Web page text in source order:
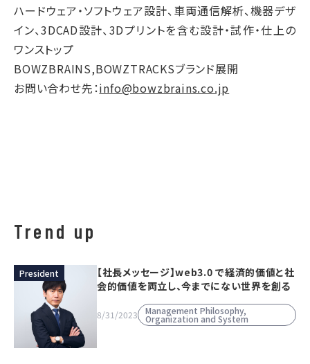
ハードウェア・ソフトウェア設計、車両通信解析、機器デザ
イン、3DCAD設計、3Dプリントを含む設計・試作・仕上の
ワンストップ
BOWZBRAINS,BOWZTRACKSブランド展開
お問い合わせ先：info@bowzbrains.co.jp
Trend up
President
【社長メッセージ】web3.0 で経済的価値と社
会的価値を両立し、今までにない世界を創る
8/31/2023 Management Philosophy,
Organization and System